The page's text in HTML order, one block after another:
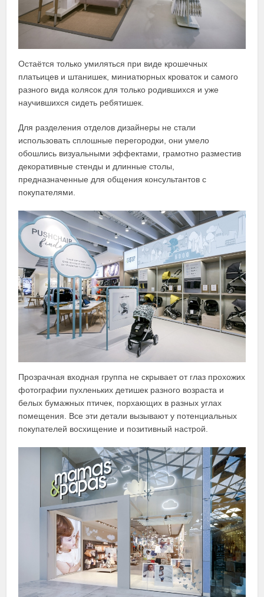
Остаётся только умиляться при виде крошечных
платьицев и штанишек, миниатюрных кроваток и самого
разного вида колясок для только родившихся и уже
научившихся сидеть ребятишек.
Для разделения отделов дизайнеры не стали
использовать сплошные перегородки, они умело
обошлись визуальными эффектами, грамотно разместив
декоративные стенды и длинные столы,
предназначенные для общения консультантов с
покупателями.
Прозрачная входная группа не скрывает от глаз прохожих
фотографии пухленьких детишек разного возраста и
белых бумажных птичек, порхающих в разных углах
помещения. Все эти детали вызывают у потенциальных
покупателей восхищение и позитивный настрой.